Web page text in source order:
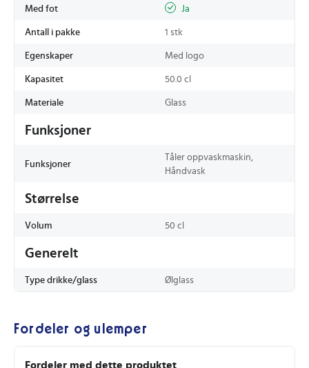
Med fot Ja
Antall i pakke 1 stk
Egenskaper Med logo
Kapasitet 50.0 cl
Materiale Glass
Funksjoner
Funksjoner
Tåler oppvaskmaskin,
Håndvask
Størrelse
Volum 50 cl
Generelt
Type drikke/glass Ølglass
Fordeler og ulemper
Fordeler med dette produktet